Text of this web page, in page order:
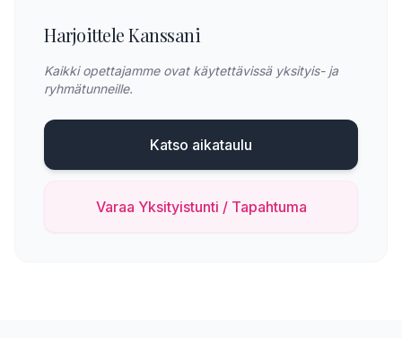
Harjoittele Kanssani
Kaikki opettajamme ovat käytettävissä yksityis- ja
ryhmätunneille.
Katso aikataulu
Varaa Yksityistunti / Tapahtuma